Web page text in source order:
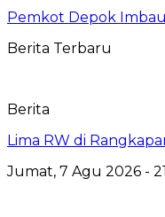
Pemkot Depok
Berita Terbaru
Berita
Lima RW di
Jumat, 7 Agu 2026 -